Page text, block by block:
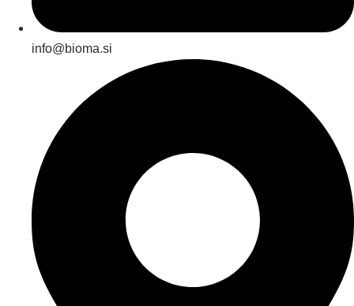
info@bioma.si